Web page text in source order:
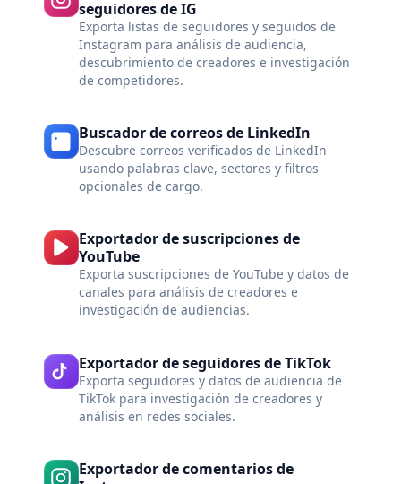
seguidores de IG
Exporta listas de seguidores y seguidos de
Instagram para análisis de audiencia,
descubrimiento de creadores e investigación
de competidores.
Buscador de correos de LinkedIn
Descubre correos verificados de LinkedIn
usando palabras clave, sectores y filtros
opcionales de cargo.
Exportador de suscripciones de
YouTube
Exporta suscripciones de YouTube y datos de
canales para análisis de creadores e
investigación de audiencias.
Exportador de seguidores de TikTok
Exporta seguidores y datos de audiencia de
TikTok para investigación de creadores y
análisis en redes sociales.
Exportador de comentarios de